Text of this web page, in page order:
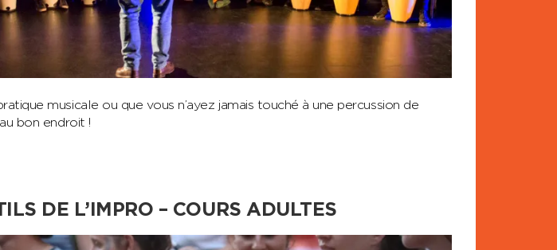
musicale ou que vous n’ayez jamais touché à une percussion de
bon endroit !
DE L’IMPRO – COURS ADULTES